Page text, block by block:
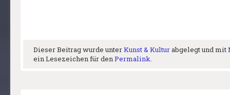
Dieser Beitrag wurde unterKunst & Kulturabgelegt und mit
ein Lesezeichen für denPermalink.